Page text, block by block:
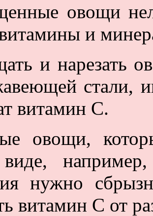
овощи
и
и нарезать
стали,
витамин С.
овощи,
нужно
витамин С от